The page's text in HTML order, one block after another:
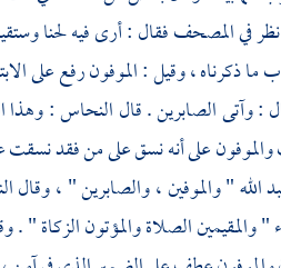
نظر في المصحف فقال : أرى فيه لحنا
ما ذكرناه ، وقيل : الموفون رفع على
: وآتى الصابرين . قالالنحاس: وهذا
على أنه نسق على من فقد
الله" والموفين ، والصابرين " ، وقال
" والمقيمين الصلاة والمؤتون الزكاة " .